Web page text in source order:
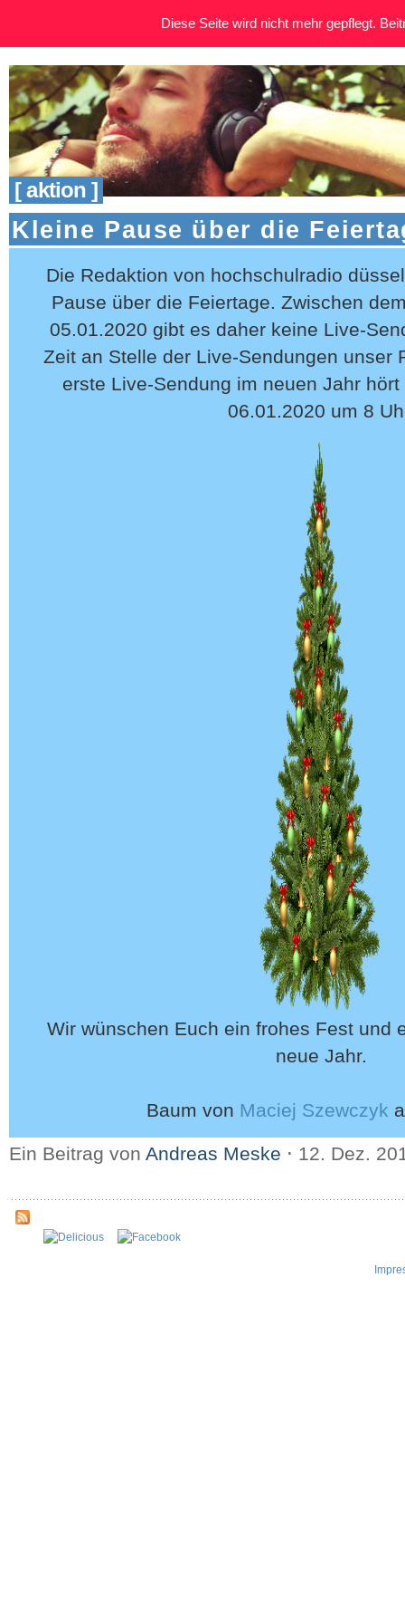
[ aktion ]
Kleine Pause über die
Die Redaktion von hochschulradio
Pause über die Feiertage. Zwischen
05.01.2020 gibt es daher keine Live-
Zeit an Stelle der Live-Sendungen unser
erste Live-Sendung im neuen Jahr
06.01.2020 um 8
Wir wünschen Euch ein frohes Fest und
neue Jahr.
Baum von Maciej Szewczyk
Ein Beitrag von Andreas Meske ⋅ 12. Dez.
Diese Seite wird nicht mehr gepflegt.